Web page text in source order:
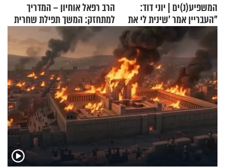
המשפיע(נ)ים | יוני דוד:
"העבריין אמר 'שינית לי את
החיים מהקצה אל הקצה'"
הרב רפאל אוחיון – המדריך
למתחזק: המשך תפילת שחרית
מאשרי ועד עלינו